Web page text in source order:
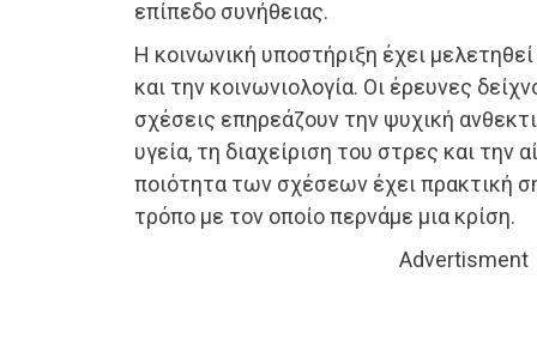
επίπεδο συνήθειας.
Η κοινωνική υποστήριξη έχει
και την κοινωνιολογία. Οι έρευνες
σχέσεις επηρεάζουν την ψυχική
υγεία, τη διαχείριση του στρες και την
ποιότητα των σχέσεων έχει πρακτική
τρόπο με τον οποίο περνάμε μια κρίση.
Advertisment